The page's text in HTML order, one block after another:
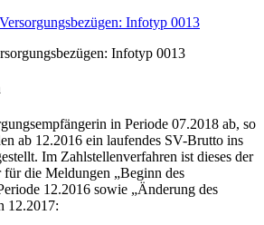
Infotyp 0013
in Periode 07.2018 ab, so
ab 12.2016 ein laufendes SV-Brutto ins
Im Zahlstellenverfahren ist dieses der
für die Meldungen „Beginn des
12.2016 sowie „Änderung des
12.2017: